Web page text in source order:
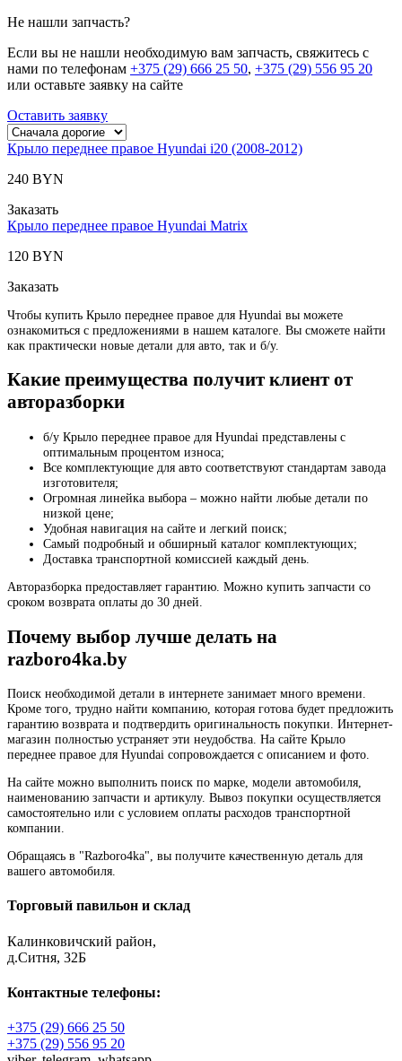
Не нашли запчасть?
Если вы не нашли необходимую вам запчасть, свяжитесь с
нами по телефонам +375 (29) 666 25 50, +375 (29) 556 95 20
или оставьте заявку на сайте
Оставить заявку
Крыло переднее правое Hyundai i20 (2008-2012)
240 BYN
Заказать
Крыло переднее правое Hyundai Matrix
120 BYN
Заказать
Чтобы купить Крыло переднее правое для Hyundai вы можете
ознакомиться с предложениями в нашем каталоге. Вы сможете найти
как практически новые детали для авто, так и б/у.
Какие преимущества получит клиент от
авторазборки
б/у Крыло переднее правое для Hyundai представлены с
оптимальным процентом износа;
Все комплектующие для авто соответствуют стандартам завода
изготовителя;
Огромная линейка выбора – можно найти любые детали по
низкой цене;
Удобная навигация на сайте и легкий поиск;
Самый подробный и обширный каталог комплектующих;
Доставка транспортной комиссией каждый день.
Авторазборка предоставляет гарантию. Можно купить запчасти со
сроком возврата оплаты до 30 дней.
Почему выбор лучше делать на
razboro4ka.by
Поиск необходимой детали в интернете занимает много времени.
Кроме того, трудно найти компанию, которая готова будет предложить
гарантию возврата и подтвердить оригинальность покупки. Интернет-
магазин полностью устраняет эти неудобства. На сайте Крыло
переднее правое для Hyundai сопровождается с описанием и фото.
На сайте можно выполнить поиск по марке, модели автомобиля,
наименованию запчасти и артикулу. Вывоз покупки осуществляется
самостоятельно или с условием оплаты расходов транспортной
компании.
Обращаясь в "Razboro4ka", вы получите качественную деталь для
вашего автомобиля.
Торговый павильон и склад
Калинковичский район,
д.Ситня, 32Б
Контактные телефоны:
+375 (29) 666 25 50
+375 (29) 556 95 20